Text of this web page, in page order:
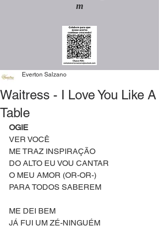
m
Waitress - I Love You Like A
Table
Everton Salzano
OGIE
VER VOCÊ
ME TRAZ INSPIRAÇÃO
DO ALTO EU VOU CANTAR
O MEU AMOR (OR-OR-)
PARA TODOS SABEREM
ME DEI BEM
JÁ FUI UM ZÉ-NINGUÉM